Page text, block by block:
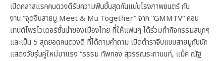
เปิดคลาสแรกคนดวงดีรับความฟินขั้นสุดกันแน่นโรงภาพยนตร์ กับ
งาน “จุดจีบสายมู Meet & Mu Together” จาก “GMMTV” คอน
เทนต์โพรไวเดอร์ชั้นนำของเมืองไทย ที่ให้แฟนๆ ได้ร่วมทำกิจกรรมสนุกๆ
และเป็น 5 สุดยอดคนดวงดี ที่ได้ถามคำถาม เปิดตำราจีบแบบสายมูกับนัก
แสดงวัยรุ่นคู่ใหม่มาแรง “ธรรม ทัพทอง สุวรรณระกานนท์, แม็ค ณัฐ